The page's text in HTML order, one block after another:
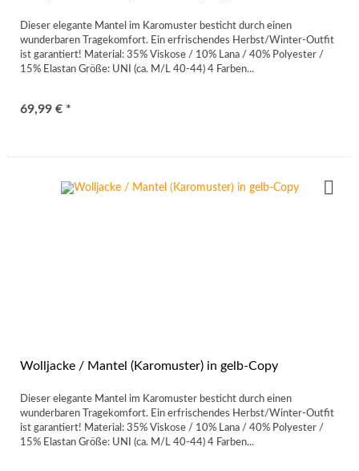
Dieser elegante Mantel im Karomuster besticht durch einen
wunderbaren Tragekomfort. Ein erfrischendes Herbst/Winter-Outfit
ist garantiert! Material: 35% Viskose / 10% Lana / 40% Polyester /
15% Elastan Größe: UNI (ca. M/L 40-44) 4 Farben...
69,99 € *
Wolljacke / Mantel (Karomuster) in gelb-Copy
Dieser elegante Mantel im Karomuster besticht durch einen
wunderbaren Tragekomfort. Ein erfrischendes Herbst/Winter-Outfit
ist garantiert! Material: 35% Viskose / 10% Lana / 40% Polyester /
15% Elastan Größe: UNI (ca. M/L 40-44) 4 Farben...